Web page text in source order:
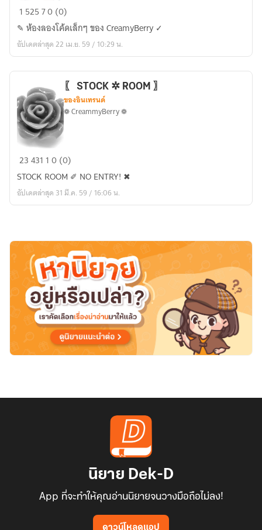
TEST
CODE
1 52570 (0)
✎ ห้องลองโค้ดเล็กๆ ของ CreamyBerry ✓
อัปเดตล่าสุด 22 เม.ย. 59 / 10:29 น.
〖
✲
ROOM
〖 STOCK ✲ ROOM 〗
ของอินเทรนด์
❁ CreammyBerry ❁
23431 10 (0)
STOCK ROOM ✐ NO ENTRY! ✖
อัปเดตล่าสุด 31 มี.ค. 59 / 16:06 น.
นิยาย Dek-D
App ที่จะทำให้คุณอ่านนิยายจนวางมือถือไม่ลง!
ดาวน์โหลดแอป